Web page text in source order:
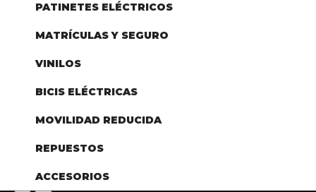
PATINETES ELÉCTRICOS
MATRÍCULAS Y SEGURO
VINILOS
BICIS ELÉCTRICAS
MOVILIDAD REDUCIDA
REPUESTOS
ACCESORIOS